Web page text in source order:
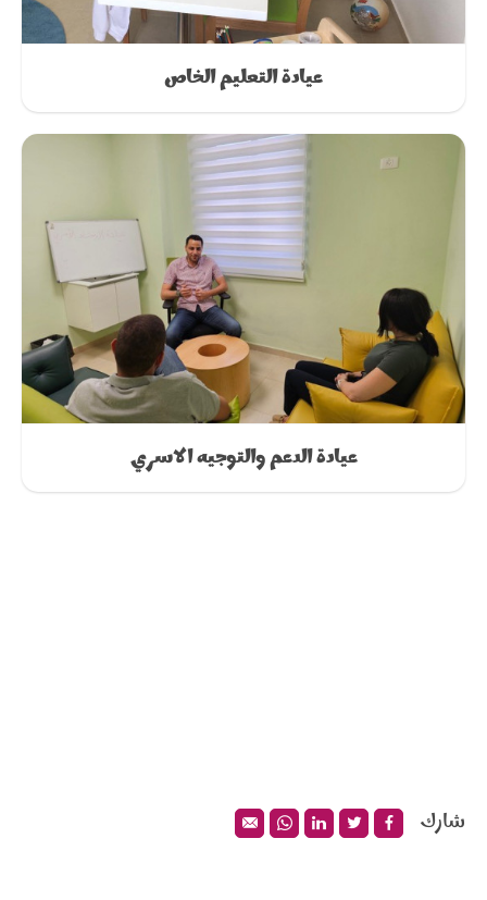
عيادة التعليم الخاص
عيادة الدعم والتوجيه الاسري
شارك